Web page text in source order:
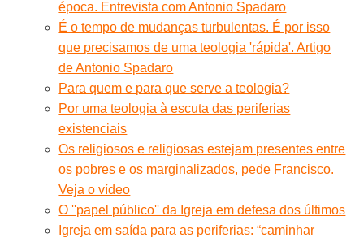
época. Entrevista com Antonio Spadaro
É o tempo de mudanças turbulentas. É por isso
que precisamos de uma teologia 'rápida'. Artigo
de Antonio Spadaro
Para quem e para que serve a teologia?
Por uma teologia à escuta das periferias
existenciais
Os religiosos e religiosas estejam presentes entre
os pobres e os marginalizados, pede Francisco.
Veja o vídeo
O ''papel público'' da Igreja em defesa dos últimos
Igreja em saída para as periferias: “caminhar